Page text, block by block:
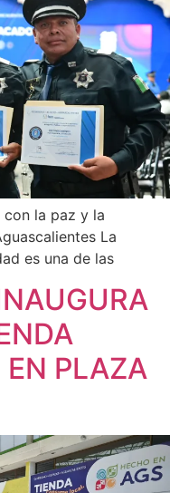
la paz y la
La
es una de las
EN PLAZA